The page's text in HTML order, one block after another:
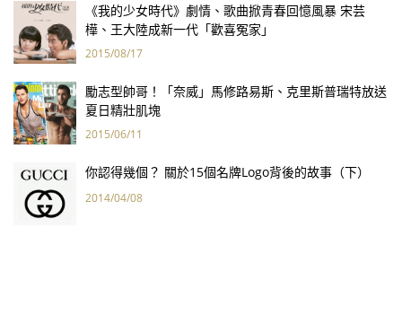
《我的少女時代》劇情、歌曲掀青春回憶風暴 宋芸
樺、王大陸成新一代「歡喜冤家」
2015/08/17
勵志型帥哥！「奈威」馬修路易斯、克里斯普瑞特放送
夏日精壯肌塊
2015/06/11
你認得幾個？ 關於15個名牌Logo背後的故事（下）
2014/04/08